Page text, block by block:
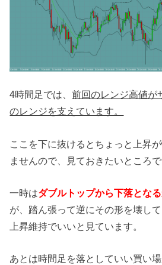
4時間足では、前回のレンジ高値が
のレンジを支えています。
ここを下に抜けるとちょっと上昇
ませんので、見ておきたいところで
一時はダブルトップから下落とな
が、踏ん張って逆にその形を壊して
上昇維持でいいと見ています。
あとは時間足を落としていい買い